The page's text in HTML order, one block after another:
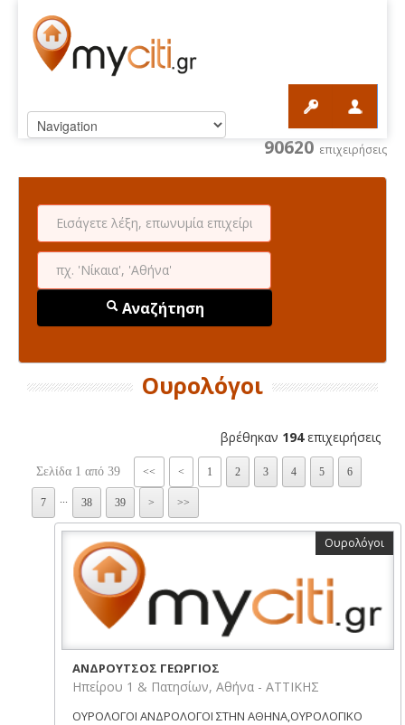
90620 επιχειρήσεις
Αναζήτηση
Ουρολόγοι
βρέθηκαν 194επιχειρήσεις
Σελίδα 1 από 39 << < 1 2 3 4 5 6
7 38 39 > >>
Ουρολόγοι
ΑΝΔΡΟΥΤΣΟΣ ΓΕΩΡΓΙΟΣ
Ηπείρου 1 & Πατησίων, Αθήνα - ΑΤΤΙΚΗΣ
ΟΥΡΟΛΟΓΟΙ ΑΝΔΡΟΛΟΓΟΙ ΣΤΗΝ ΑΘΗΝΑ,ΟΥΡΟΛΟΓΙΚΟ